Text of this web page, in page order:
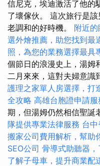
信尼克，埃迪激活了他的
了壞傢伙。 這次旅行是
老調和的好時機。 附近
選外燴推薦，助您找到最
照，為您的業務選擇最具
個節日的浪漫史上，湯姆
二月來來，這對夫婦意識
護理之家單人房選擇，打
全攻略 高雄台胞證申請
期，但湯姆仍然相信聖誕
隊提供專業法律服務 台
搬家公司費用解析，幫助
SEO公司 骨導式助聽器
了解子母車，提升商業配